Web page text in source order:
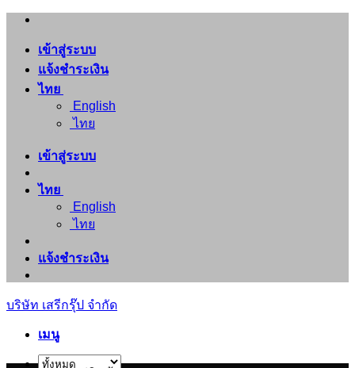
ข้าม
เนื้อหา
เข้าสู่ระบบ
แจ้งชำระเงิน
ไทย
English
ไทย
เข้าสู่ระบบ
ไทย
English
ไทย
แจ้งชำระเงิน
บริษัท เสรีกรุ๊ป จำกัด
เมนู